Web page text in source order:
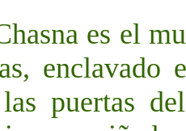
es el
enclavado
puertas